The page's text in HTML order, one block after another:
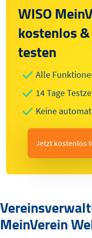
WISO
kostenlos
testen
Alle
14 Tage
Keine
Jetzt kostenlos
MeinVerein